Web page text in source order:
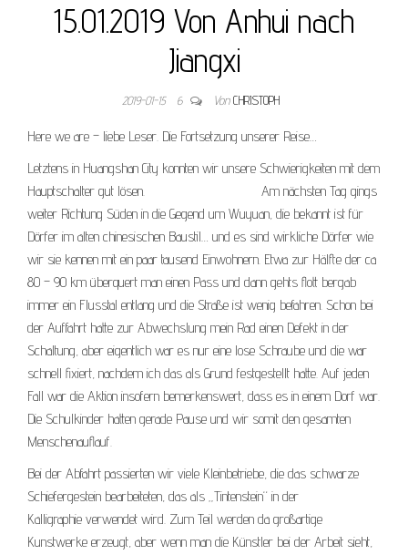
15.01.2019 Von Anhui nach
Jiangxi
2019-01-15 6 Von CHRISTOPH
Here we are – liebe Leser. Die Fortsetzung unserer Reise…
Letztens in Huangshan City konnten wir unsere Schwierigkeiten mit dem
Hauptschalter gut lösen. Am nächsten Tag gings
weiter Richtung Süden in die Gegend um Wuyuan, die bekannt ist für
Dörfer im alten chinesischen Baustil… und es sind wirkliche Dörfer wie
wir sie kennen mit ein paar tausend Einwohnern. Etwa zur Hälfte der ca
80 – 90 km überquert man einen Pass und dann gehts flott bergab
immer ein Flusstal entlang und die Straße ist wenig befahren. Schon bei
der Auffahrt hatte zur Abwechslung mein Rad einen Defekt in der
Schaltung, aber eigentlich war es nur eine lose Schraube und die war
schnell fixiert, nachdem ich das als Grund festgestellt hatte. Auf jeden
Fall war die Aktion insofern bemerkenswert, dass es in einem Dorf war.
Die Schulkinder hatten gerade Pause und wir somit den gesamten
Menschenauflauf.
Bei der Abfahrt passierten wir viele Kleinbetriebe, die das schwarze
Schiefergestein bearbeiteten, das als „Tintenstein“ in der
Kalligraphie verwendet wird. Zum Teil werden da großartige
Kunstwerke erzeugt, aber wenn man die Künstler bei der Arbeit sieht,